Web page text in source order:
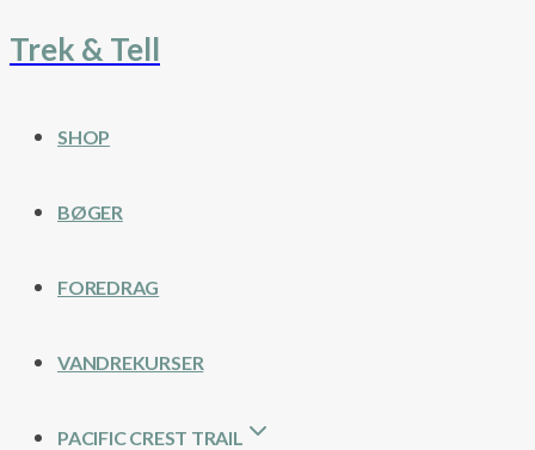
Fortsæt
Trek & Tell
SHOP
BØGER
FOREDRAG
VANDREKURSER
PACIFIC CREST TRAIL